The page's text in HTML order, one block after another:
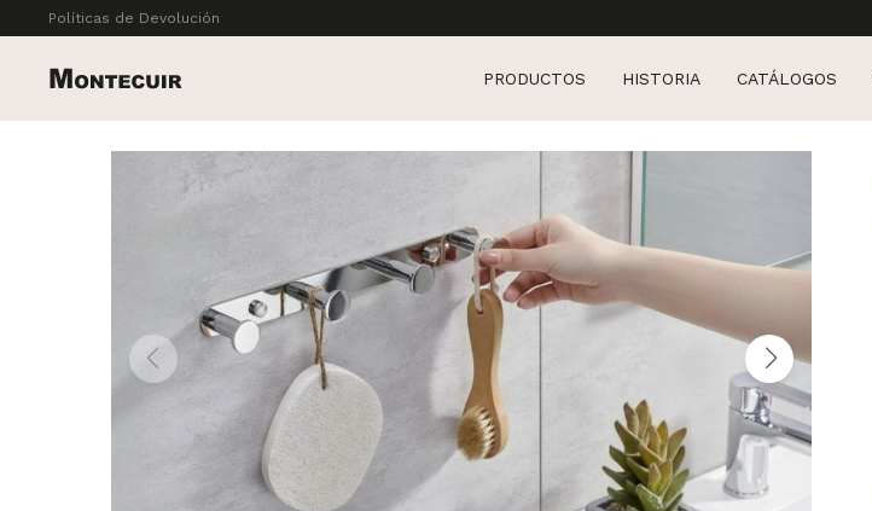
PRODUCTOS HISTORIA CATÁLOGOS
Políticas de Devolución